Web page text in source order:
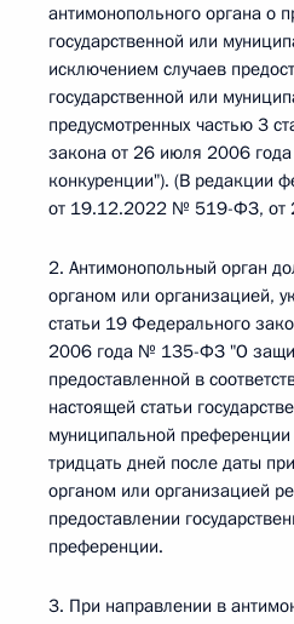
антимонопольного органа о
государственной или
исключением случаев
государственной или
предусмотренных частью 3
закона от 26 июля 2006
конкуренции"). (В редакции
от 19.12.2022 № 519-ФЗ,
2. Антимонопольный орган
органом или организацией,
статьи 19 Федерального
2006 года № 135-ФЗ "О
предоставленной в
настоящей статьи
муниципальной
тридцать дней после даты
органом или организацией
предоставлении
преференции.
3. При направлении в